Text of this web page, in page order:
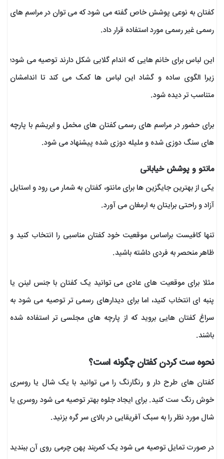
کفتان به نوعی پوشش خاص گفته می شود که می توان در مراسم های
رسمی غیر رسمی مورد استفاده قرار داد.
این لباس برای خانم هایی که اندام گلابی شکل دارند توصیه می شود؛
زیرا الگوی ساده و گشاد این لباس ها کمک می کند تا اندامشان
متناسب تر دیده شود.
برای حضور در مراسم های رسمی کفتان های مخمل و ابریشم با پارچه
های سنگ دوزی شده و ملیله دوزی شده پیشنهاد می شود.
مانتو و پوشش خیابانی
یکی از بهترین جایگزین ها برای مانتو، کفتان به شمار می رود و استایل
آزاد و راحتی برایتان به ارمغان می آورد.
تنها کافیست براساس موقعیت خود کفتان مناسبی را انتخاب کنید و
ظاهر منحصر به فردی داشته باشید.
مثلا برای موقعیت های عادی می توانید یک کفتان با جنس لینن یا
پنبه ای انتخاب کنید، اما برای دیدارهای رسمی تر توصیه می شود به
سراغ کفتان هایی بروید که از پارچه های مجلسی تر استفاده شده
باشند.
نحوه ست کردن کفتان چگونه است؟
کفتان های طرح دار و رنگارنگ را می توانید با یک شال یا روسری
خوش رنگ ست کنید. برای ایجاد جلوه بهتر توصیه می شود روسری یا
شال مورد نظر را به سبک آفریقایی در بالای سر گره بزنید.
در صورت تمایل توصیه می شود یک کمربند پهن چرمی روی آن ببندید